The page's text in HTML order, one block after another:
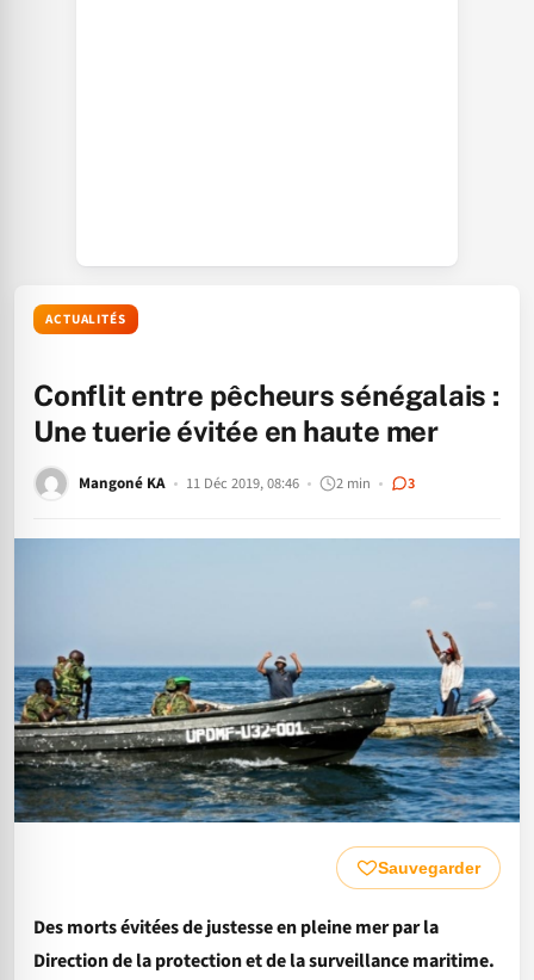
ACTUALITÉS
Conflit entre pêcheurs sénégalais :
Une tuerie évitée en haute mer
Mangoné KA 11 Déc 2019, 08:46 2 min 3
Sauvegarder
Des morts évitées de justesse en pleine mer par la
Direction de la protection et de la surveillance maritime.